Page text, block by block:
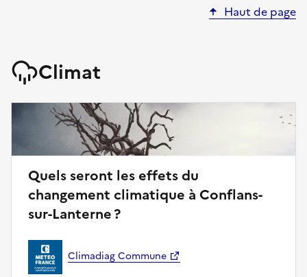
Haut de page
Climat
Quels seront les effets du
changement climatique à Conflans-
sur-Lanterne ?
Climadiag Commune